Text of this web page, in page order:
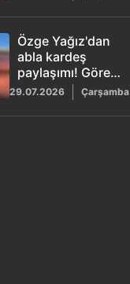
Özge Yağız'dan
abla kardeş
paylaşımı! Gören
"ikiz gibiler"
demeden
geçemedi
29.07.2026 Çarşamba